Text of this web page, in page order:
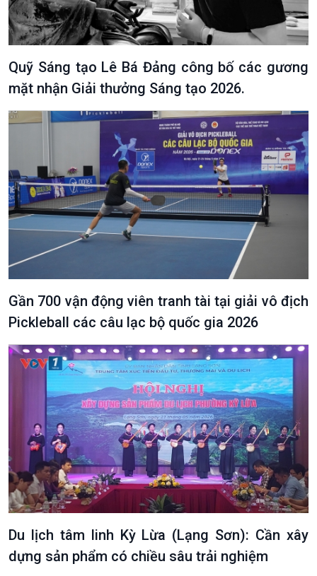
Chuyển đổi Xanh
Tài nguyên và Môi trường
Chuyên gia của bạn
Xã hội chuyển động
Bước chân đến trường
Sống chung với biến đổi
khí hậu
Quỹ Sáng tạo Lê Bá Đảng công bố các gương
mặt nhận Giải thưởng Sáng tạo 2026.
Gần 700 vận động viên tranh tài tại giải vô địch
Pickleball các câu lạc bộ quốc gia 2026
Du lịch tâm linh Kỳ Lừa (Lạng Sơn): Cần xây
dựng sản phẩm có chiều sâu trải nghiệm